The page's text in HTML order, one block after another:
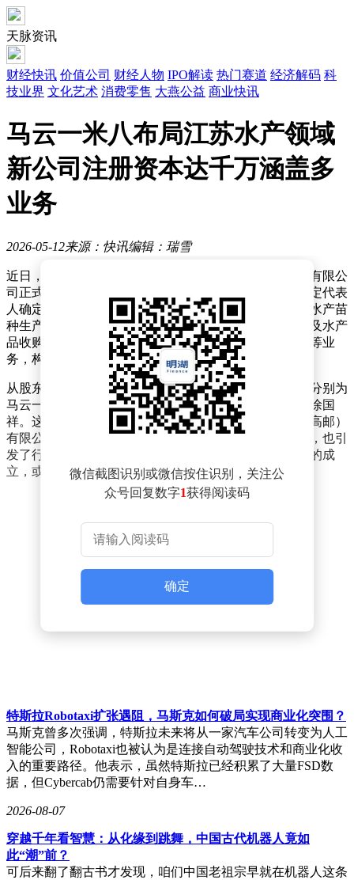
天脉资讯
财经快讯 价值公司 财经人物 IPO解读 热门赛道 经济解码 科
技业界 文化艺术 消费零售 大燕公益 商业快讯
马云一米八布局江苏水产领域
新公司注册资本达千万涵盖多
业务
2026-05-12来源：快讯编辑：瑞雪
近日，商业领域迎来新动态，一米八水产食品（高邮）有限公
司正式宣告成立。该公司注册资本达1000万人民币，法定代表
人确定为林志峰，其经营范围广泛，涵盖了水产养殖、水产苗
种生产、水产苗种进出口等多个环节。不仅如此，还涉及水产
品收购、零售，以及食用农产品的初加工、批发与零售等业
务，构建起较为完整的水产食品产业链布局。
从股东构成来看，该公司有着强大的背景支撑。其股东分别为
马云一米八旗下一米八海洋科技（浙江）有限公司以及徐国
祥。这一股东组合，无疑为新成立的一米八水产食品（高邮）
有限公司在资源整合、市场拓展等方面提供了有力保障，也引
发了行业内对于其未来发展的诸多关注与期待。新公司的成
立，或将为水产食品市场带来新的活力与竞争格局。
微信截图识别或微信按住识别，关注公
众号回复数字1获得阅读码
确定
特斯拉Robotaxi扩张遇阻，马斯克如何破局实现商业化突围？
马斯克曾多次强调，特斯拉未来将从一家汽车公司转变为人工
智能公司，Robotaxi也被认为是连接自动驾驶技术和商业化收
入的重要路径。他表示，虽然特斯拉已经积累了大量FSD数
据，但Cybercab仍需要针对自身车…
2026-08-07
穿越千年看智慧：从化缘到跳舞，中国古代机器人竟如
此“潮”前？
可后来翻了翻古书才发现，咱们中国老祖宗早就在机器人这条